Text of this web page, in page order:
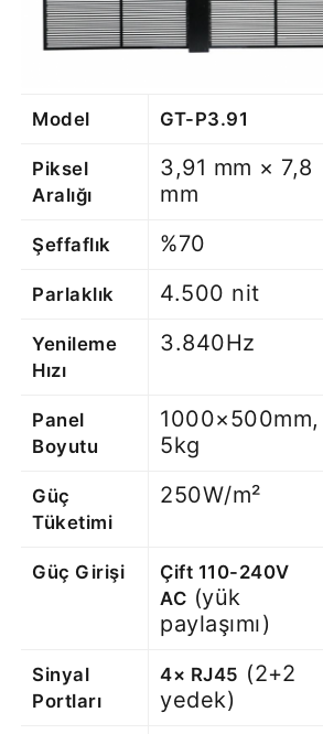
Model GT-P3.91
Piksel
Aralığı
3,91 mm × 7,8
mm
Şeffaflık %70
Parlaklık 4.500 nit
Yenileme
Hızı
3.840Hz
Panel
Boyutu
1000×500mm,
5kg
Güç
Tüketimi
250W/m²
Güç Girişi
Çift 110-240V
AC (yük
paylaşımı)
Sinyal
Portları
4× RJ45 (2+2
yedek)